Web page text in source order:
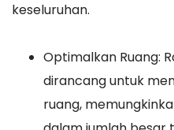
keseluruhan.
Optimalkan Ruang:
dirancang untuk
ruang,